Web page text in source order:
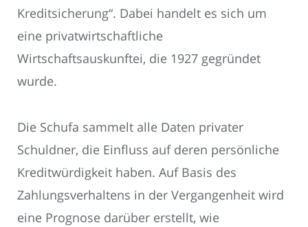
Kreditsicherung“. Dabei handelt es sich um
eine privatwirtschaftliche
Wirtschaftsauskunftei, die 1927 gegründet
wurde.
Die Schufa sammelt alle Daten privater
Schuldner, die Einfluss auf deren persönliche
Kreditwürdigkeit haben. Auf Basis des
Zahlungsverhaltens in der Vergangenheit wird
eine Prognose darüber erstellt, wie